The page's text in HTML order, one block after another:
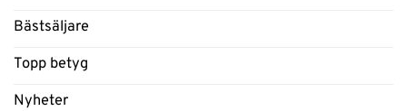
Bästsäljare
Topp betyg
Nyheter